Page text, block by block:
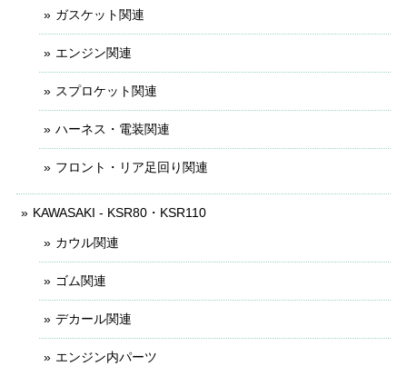
ガスケット関連
エンジン関連
スプロケット関連
ハーネス・電装関連
フロント・リア足回り関連
KAWASAKI - KSR80・KSR110
カウル関連
ゴム関連
デカール関連
エンジン内パーツ